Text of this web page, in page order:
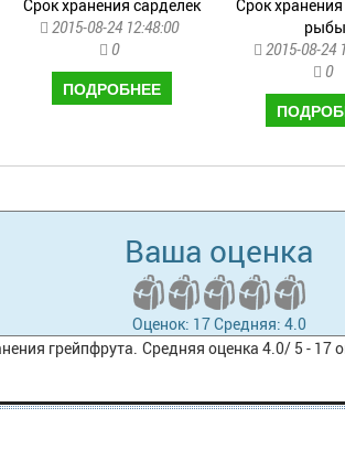
Срок хранения сарделек
2015-08-24 12:48:00
0
ПОДРОБНЕЕ
Срок
рыбы
2015-08-24
0
Ваша оценка
Оценок: 17 Средняя: 4.0
грейпфрута. Средняя оценка 4.0/ 5 - 17